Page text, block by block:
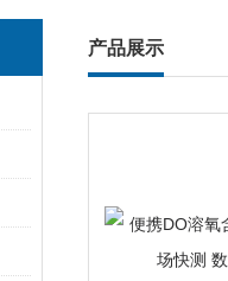
产品展示